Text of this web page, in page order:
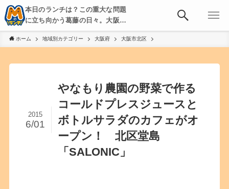
本日のランチは？この重大な問題
に立ち向かう葛藤の日々。大阪・
京都・神戸を中心とした食べ歩
き、飲み歩きを綴る。
ホーム 地域別カテゴリー 大阪府 大阪市北区
やなもり農園の野菜で作る
コールドプレスジュースと
ボトルサラダのカフェがオ
ープン！ 北区堂島
「SALONIC」
2015
6/01